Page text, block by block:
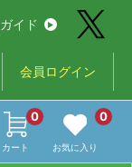
イド
会員ログイン
カート
0
お気に入り
0